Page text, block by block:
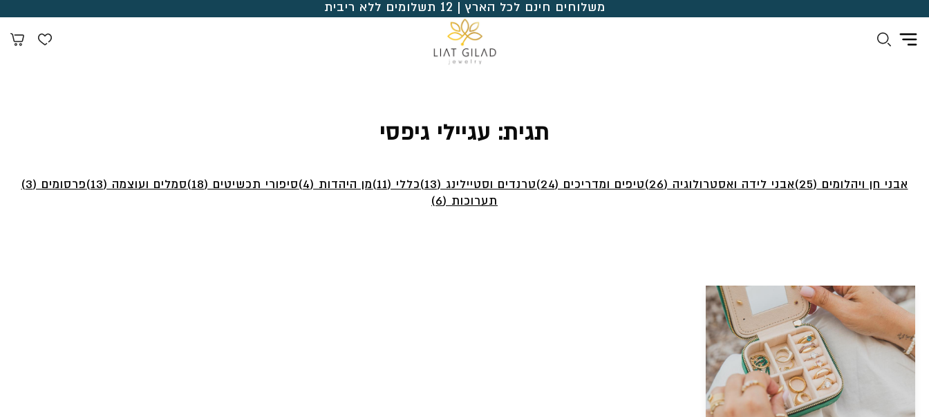
משלוחים חינם לכל הארץ | 12 תשלומים ללא ריבית
תגית: עגיילי גיפסי
אבני חן ויהלומים (25) אבני לידה ואסטרולוגיה (26) טיפים ומדריכים (24) טרנדים וסטיילינג (13) כללי (11) מן היהדות (4) סיפורי תכשיטים (18) סמלים ועוצמה (13)
פרסומים (3)
תערוכות (6)